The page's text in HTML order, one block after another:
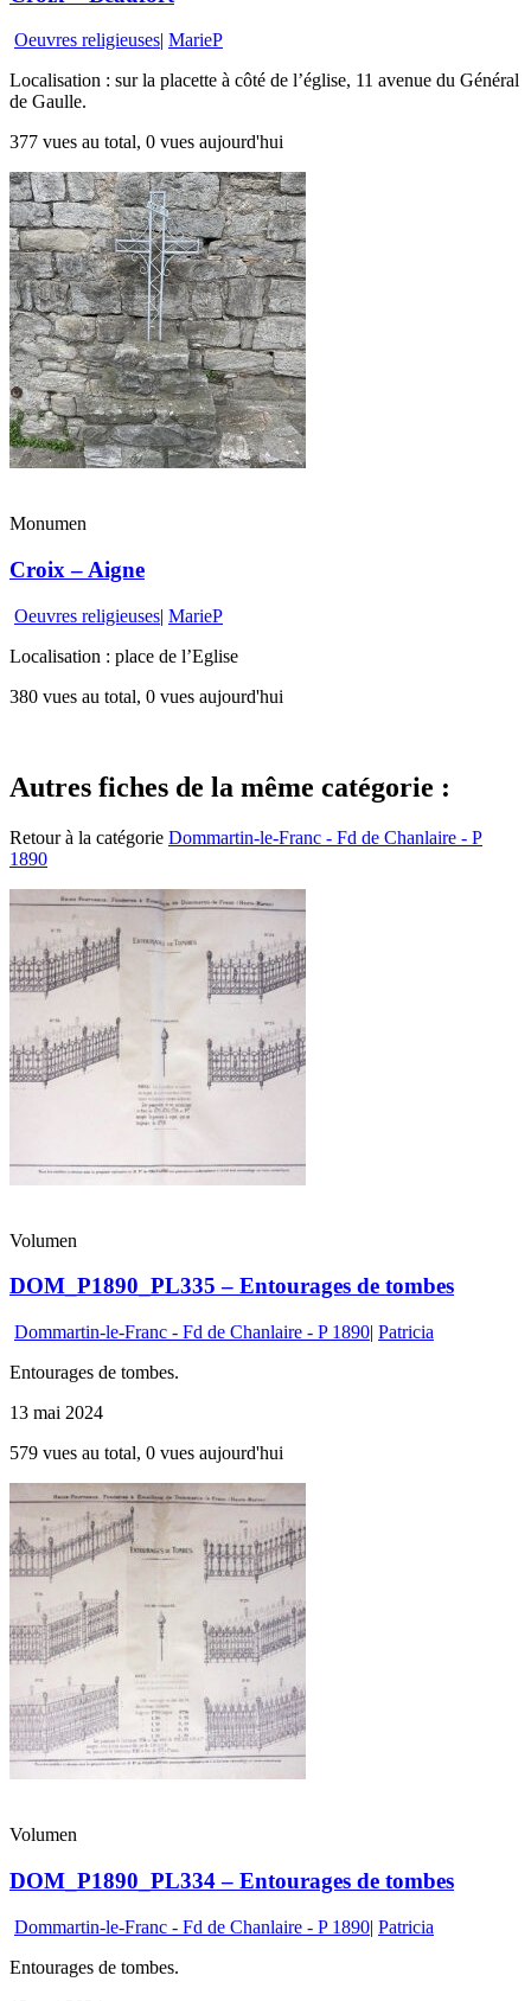
Oeuvres religieuses MarieP
Localisation : sur la placette à côté de l’église, 11 avenue du Général
de Gaulle.
377 vues au total, 0 vues aujourd'hui
Monumen
Croix – Aigne
Oeuvres religieuses| MarieP
Localisation : place de l’Eglise
380 vues au total, 0 vues aujourd'hui
Autres fiches de la même catégorie :
Retour à la catégorie Dommartin-le-Franc - Fd de Chanlaire - P
1890
Volumen
DOM_P1890_PL335 – Entourages de tombes
Dommartin-le-Franc - Fd de Chanlaire - P 1890| Patricia
Entourages de tombes.
13 mai 2024
579 vues au total, 0 vues aujourd'hui
Volumen
DOM_P1890_PL334 – Entourages de tombes
Dommartin-le-Franc - Fd de Chanlaire - P 1890| Patricia
Entourages de tombes.